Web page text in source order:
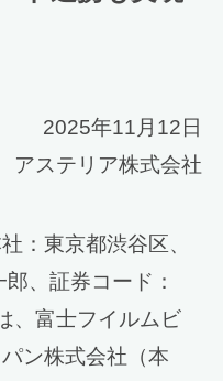
2025年11月12日
アステリア株式会社
：東京都渋谷区、
、証券コード：
、富士フイルムビ
ン株式会社（本